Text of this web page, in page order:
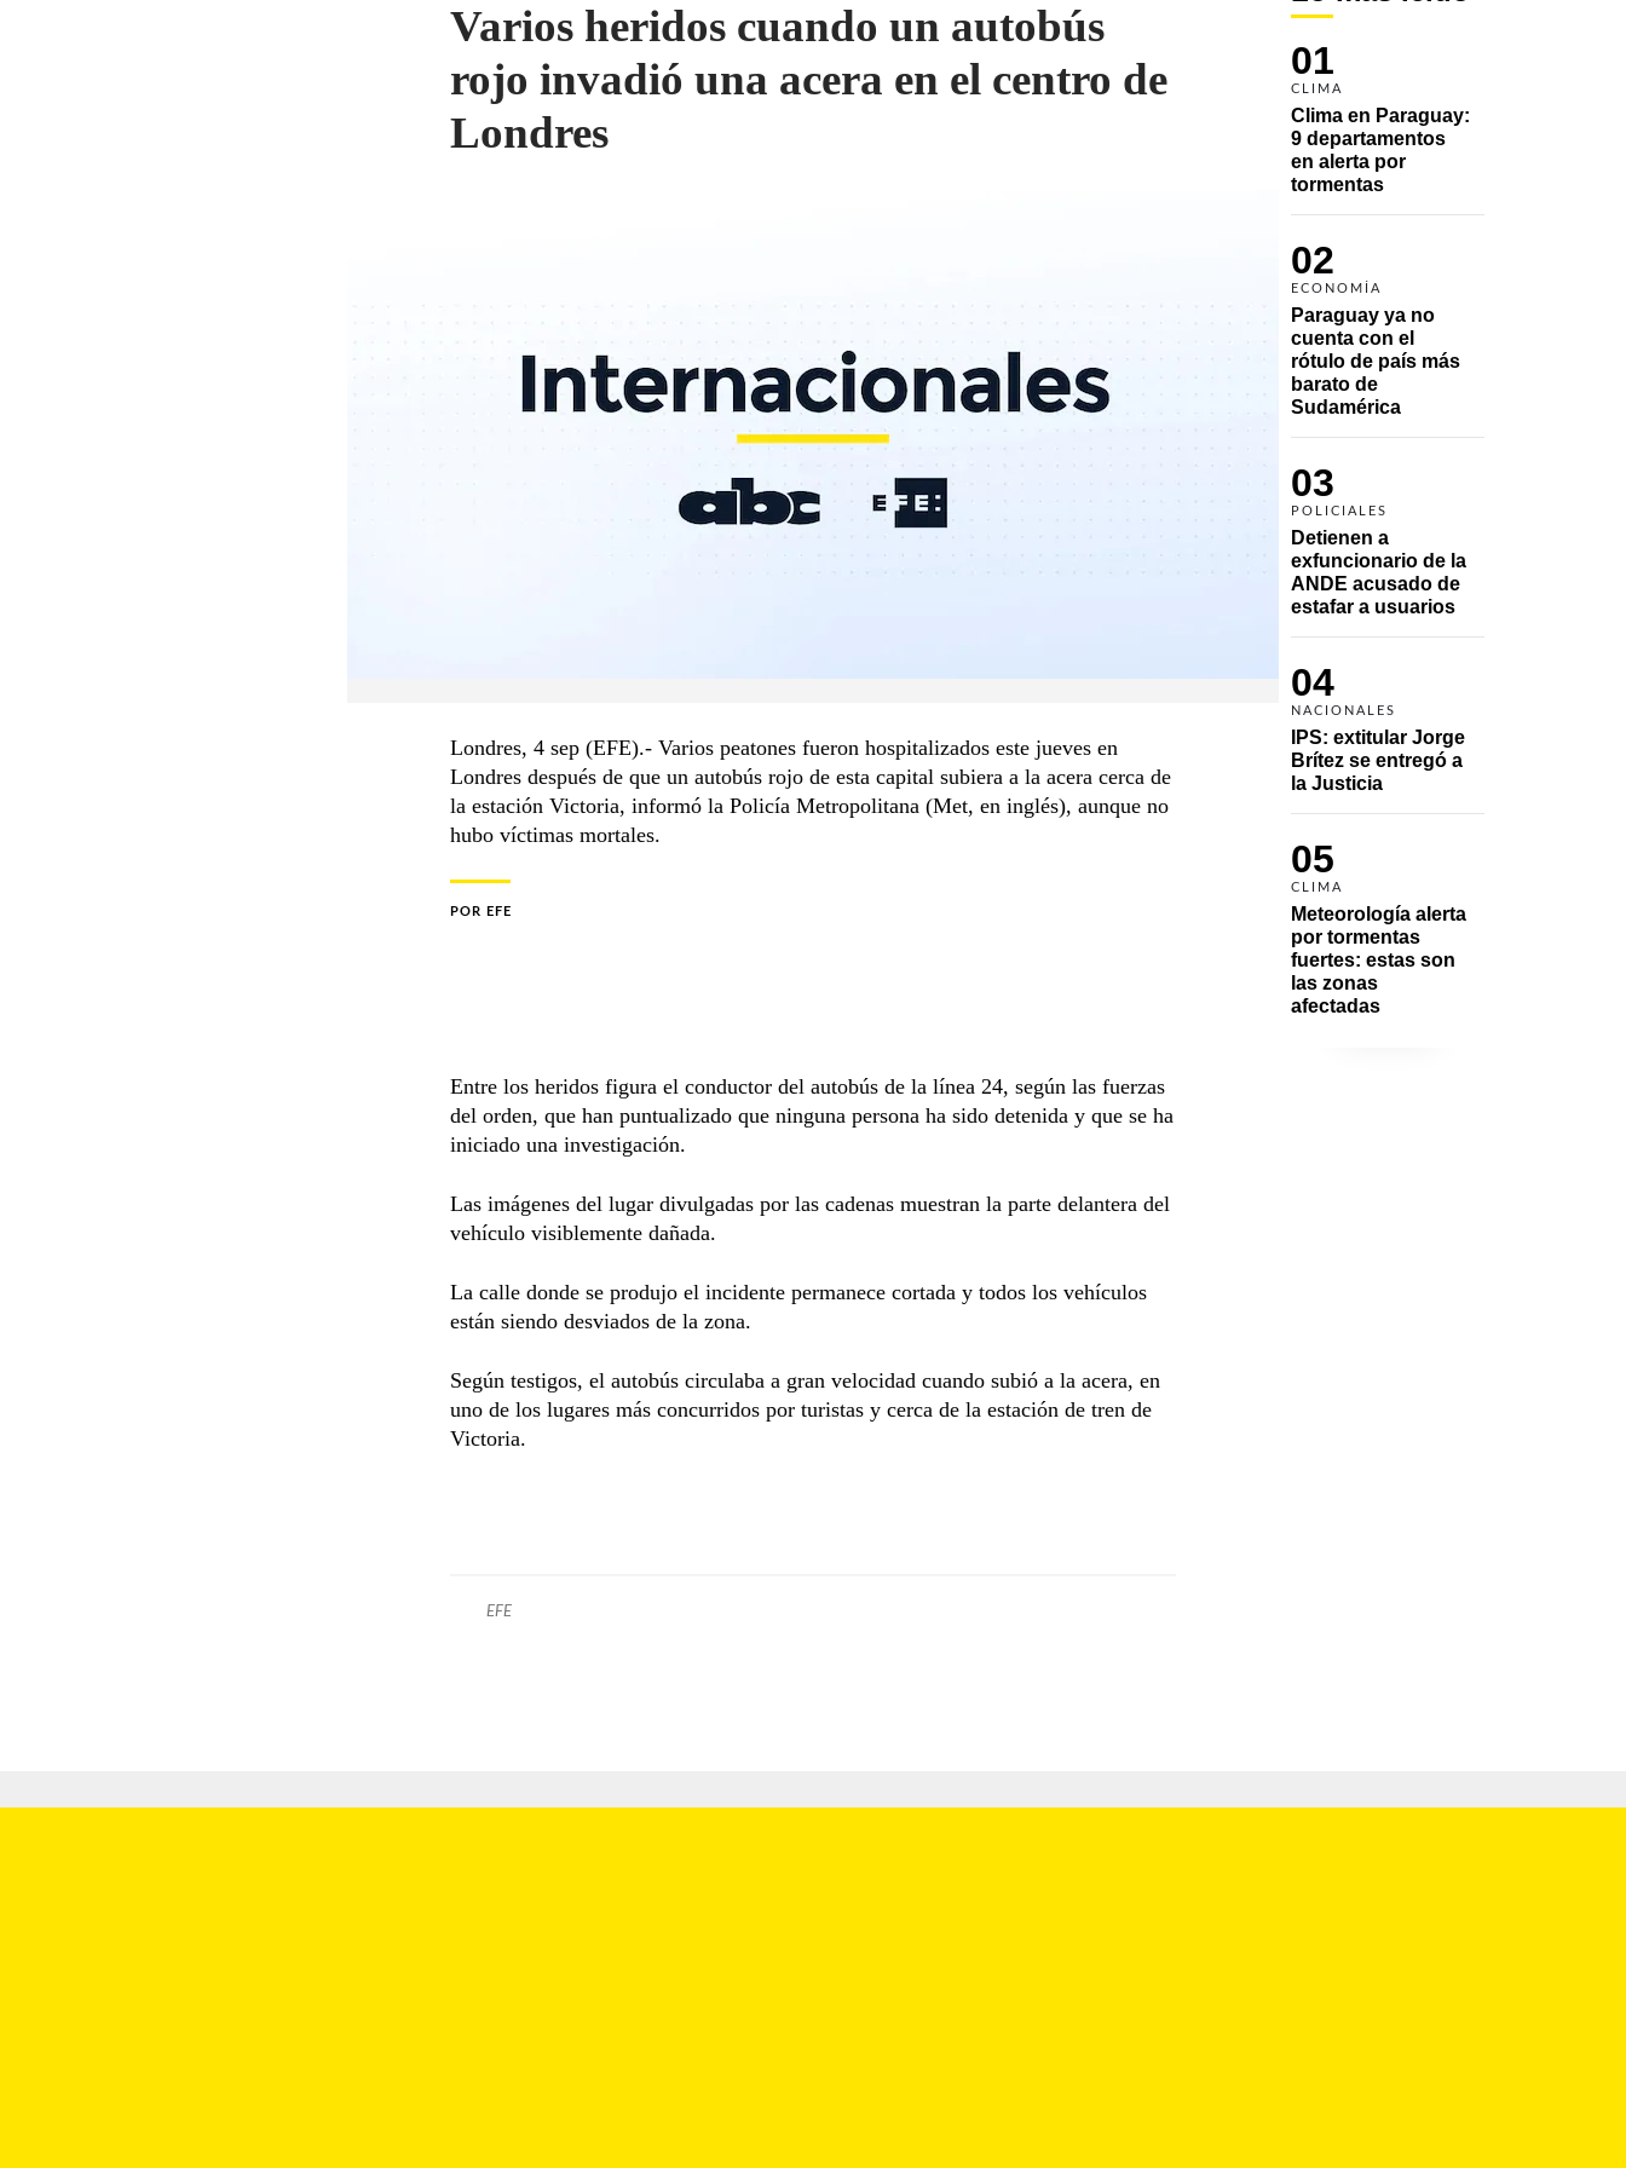
01
CLIMA
Clima en Paraguay:
9 departamentos
en alerta por
tormentas
02
ECONOMÍA
Paraguay ya no
cuenta con el
rótulo de país más
barato de
Sudamérica
03
POLICIALES
Detienen a
exfuncionario de la
ANDE acusado de
estafar a usuarios
04
NACIONALES
IPS: extitular Jorge
Brítez se entregó a
la Justicia
05
CLIMA
Meteorología alerta
por tormentas
fuertes: estas son
las zonas
afectadas
Varios heridos cuando un autobús
rojo invadió una acera en el centro de
Londres
Londres, 4 sep (EFE).- Varios peatones fueron hospitalizados este jueves en
Londres después de que un autobús rojo de esta capital subiera a la acera cerca de
la estación Victoria, informó la Policía Metropolitana (Met, en inglés), aunque no
hubo víctimas mortales.
POR EFE
Entre los heridos figura el conductor del autobús de la línea 24, según las fuerzas
del orden, que han puntualizado que ninguna persona ha sido detenida y que se ha
iniciado una investigación.
Las imágenes del lugar divulgadas por las cadenas muestran la parte delantera del
vehículo visiblemente dañada.
La calle donde se produjo el incidente permanece cortada y todos los vehículos
están siendo desviados de la zona.
Según testigos, el autobús circulaba a gran velocidad cuando subió a la acera, en
uno de los lugares más concurridos por turistas y cerca de la estación de tren de
Victoria.
EFE